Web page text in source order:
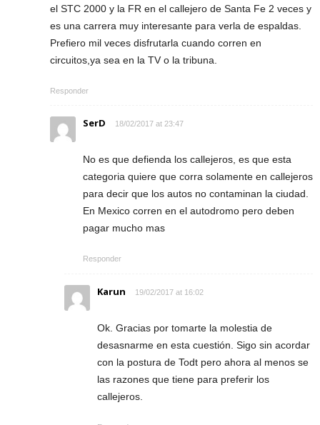
el STC 2000 y la FR en el callejero de Santa Fe 2 veces y
es una carrera muy interesante para verla de espaldas.
Prefiero mil veces disfrutarla cuando corren en
circuitos,ya sea en la TV o la tribuna.
Responder
SerD 18/02/2017 at 23:47
No es que defienda los callejeros, es que esta
categoria quiere que corra solamente en callejeros
para decir que los autos no contaminan la ciudad.
En Mexico corren en el autodromo pero deben
pagar mucho mas
Responder
Karun 19/02/2017 at 16:02
Ok. Gracias por tomarte la molestia de
desasnarme en esta cuestión. Sigo sin acordar
con la postura de Todt pero ahora al menos se
las razones que tiene para preferir los
callejeros.